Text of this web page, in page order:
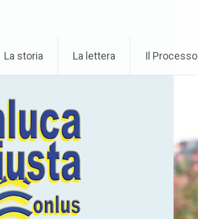
La storia La lettera Il Processo